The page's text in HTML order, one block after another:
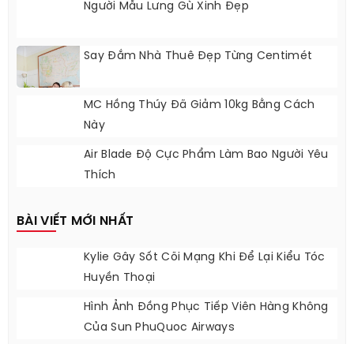
Người Mẫu Lưng Gù Xinh Đẹp
Say Đắm Nhà Thuê Đẹp Từng Centimét
MC Hồng Thúy Đã Giảm 10kg Bằng Cách
Này
Air Blade Độ Cực Phẩm Làm Bao Người Yêu
Thích
BÀI VIẾT MỚI NHẤT
Kylie Gây Sốt Cõi Mạng Khi Để Lại Kiểu Tóc
Huyền Thoại
Hình Ảnh Đồng Phục Tiếp Viên Hàng Không
Của Sun PhuQuoc Airways